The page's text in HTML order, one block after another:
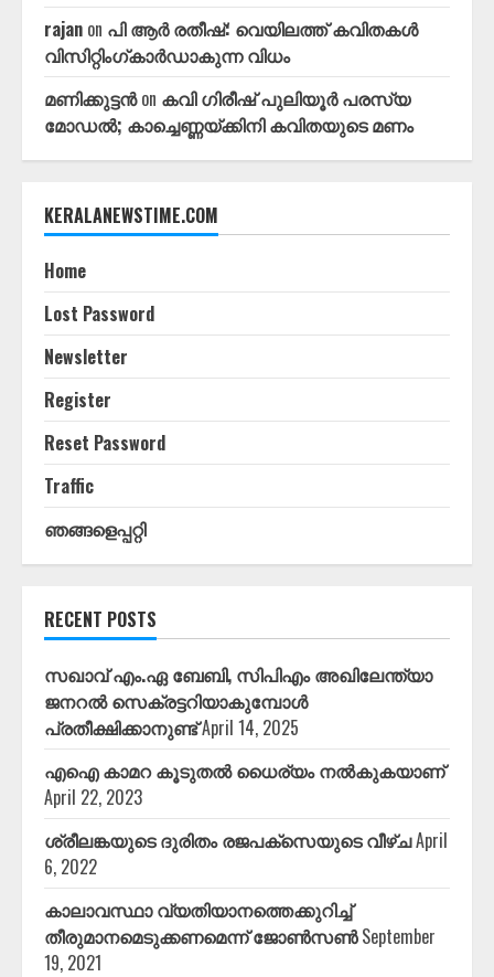
rajan on പി ആർ രതീഷ്: വെയിലത്ത്‌ കവിതകൾ
വിസിറ്റിംഗ്കാർഡാകുന്ന വിധം
മണിക്കുട്ടൻon കവി ഗിരീഷ്‌ പുലിയൂർ പരസ്യ
മോഡൽ; കാച്ചെണ്ണയ്ക്കിനി കവിതയുടെ മണം
KERALANEWSTIME.COM
Home
Lost Password
Newsletter
Register
Reset Password
Traffic
ഞങ്ങളെപ്പറ്റി
RECENT POSTS
സഖാവ് എം.ഏ ബേബി, സിപിഎം അഖിലേന്ത്യാ
ജനറൽ സെക്രട്ടറിയാകുമ്പോൾ
പ്രതീക്ഷിക്കാനുണ്ട്April 14, 2025
എഐ കാമറ കൂടുതൽ ധൈര്യം നൽകുകയാണ്
April 22, 2023
ശ്രീലങ്കയുടെ ദുരിതം രജപക്സെയുടെ വീഴ്ചApril
6, 2022
കാലാവസ്ഥാ വ്യതിയാനത്തെക്കുറിച്ച്
തീരുമാനമെടുക്കണമെന്ന് ജോൺസൺ September
19, 2021